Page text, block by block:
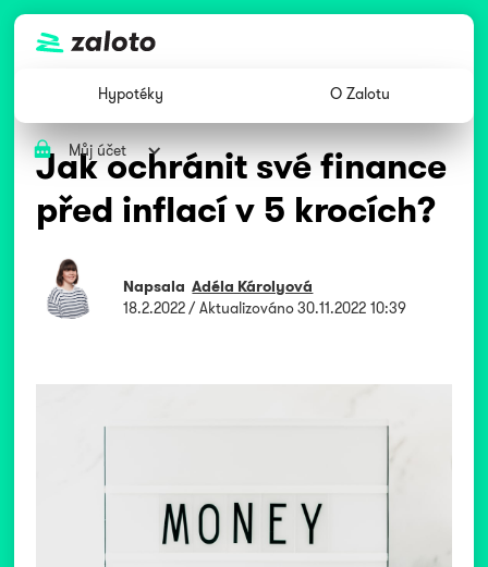
Hypotéky O Zalotu
Můj účet
Jak ochránit své finance
před inflací v 5 krocích?
Napsala Adéla Károlyová
18.2.2022/ Aktualizováno30.11.2022 10:39